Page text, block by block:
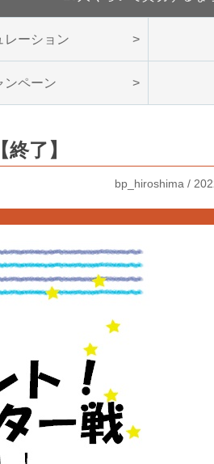
レーション
ンペーン
了】
bp_hiroshima /